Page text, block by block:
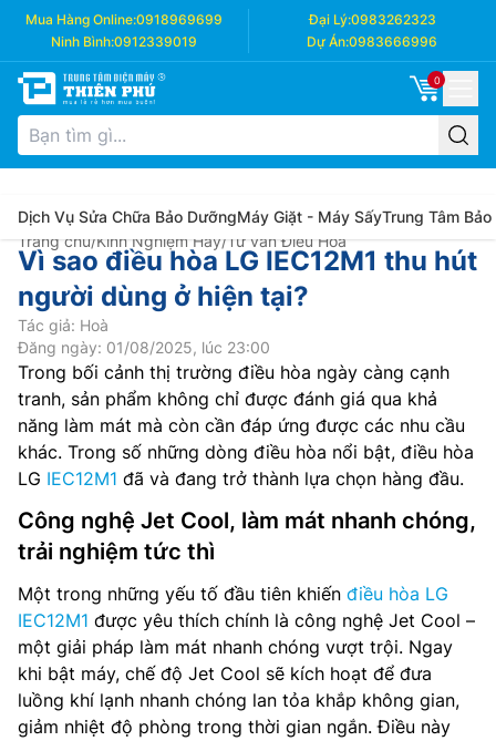
Mua Hàng Online:0918969699 Đại Lý:0983262323
Ninh Bình:0912339019 Dự Án:0983666996
0
Dịch Vụ Sửa Chữa Bảo DưỡngMáy Giặt - Máy SấyTrung Tâm Bảo
Trang chủ/Kinh Nghiệm Hay/Tư vấn Điều Hòa
Vì sao điều hòa LG IEC12M1 thu hút
người dùng ở hiện tại?
Tác giả: Hoà
Đăng ngày: 01/08/2025, lúc 23:00
Trong bối cảnh thị trường điều hòa ngày càng cạnh
tranh, sản phẩm không chỉ được đánh giá qua khả
năng làm mát mà còn cần đáp ứng được các nhu cầu
khác. Trong số những dòng điều hòa nổi bật, điều hòa
LG IEC12M1 đã và đang trở thành lựa chọn hàng đầu.
Công nghệ Jet Cool, làm mát nhanh chóng,
trải nghiệm tức thì
Một trong những yếu tố đầu tiên khiến điều hòa LG
IEC12M1 được yêu thích chính là công nghệ Jet Cool –
một giải pháp làm mát nhanh chóng vượt trội. Ngay
khi bật máy, chế độ Jet Cool sẽ kích hoạt để đưa
luồng khí lạnh nhanh chóng lan tỏa khắp không gian,
giảm nhiệt độ phòng trong thời gian ngắn. Điều này